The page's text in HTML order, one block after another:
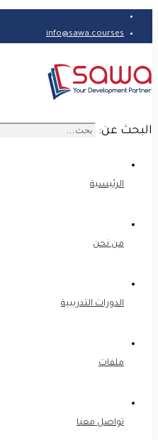
info@sawa.courses
البحث عن:
الرئيسية
من نحن
الدورات التدريبية
ملفات
تواصل معنا